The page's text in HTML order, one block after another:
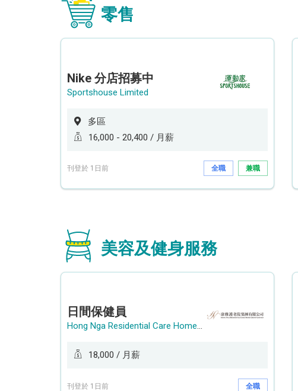
零售
Nike 分店招募中
Sportshouse Limited
多區
16,000 - 20,400 / 月薪
刊登於 1日前 全職 兼職
美容及健身服務
日間保健員
Hong Nga Residential Care Home Group Limited
18,000 / 月薪
刊登於 1日前 全職